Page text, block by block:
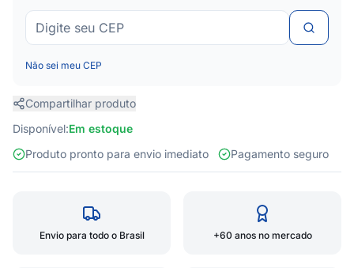
Não sei meu CEP
Compartilhar produto
Disponível:Em estoque
Produto pronto para envio imediato
Pagamento seguro
Envio para todo o Brasil +60 anos no mercado